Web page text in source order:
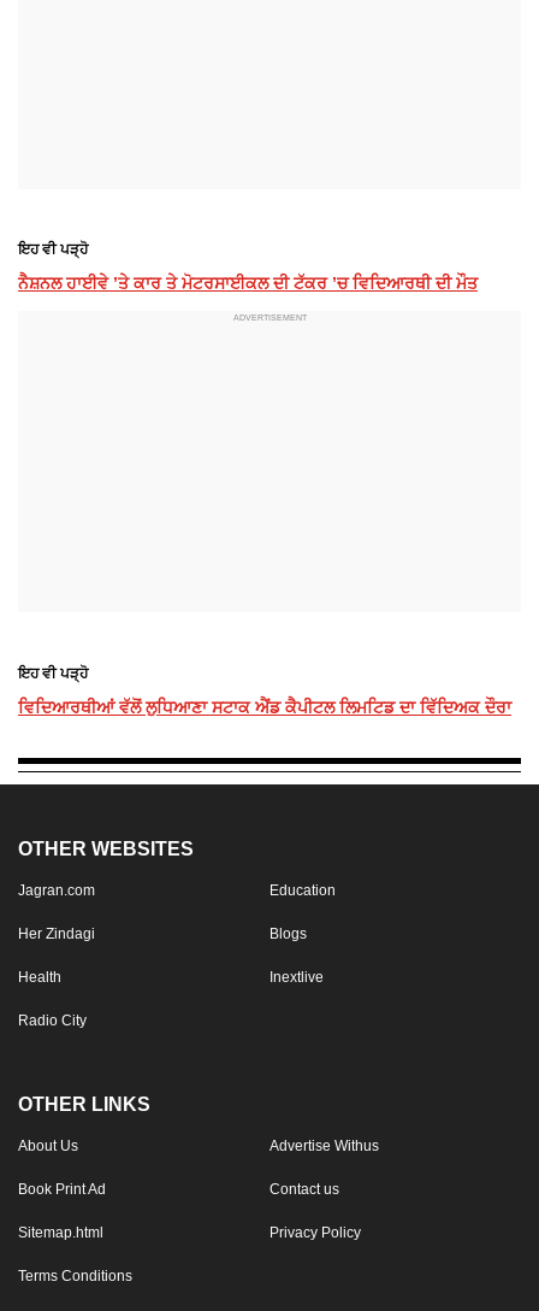
ਇਹ ਵੀ ਪੜ੍ਹੋ
ਨੈਸ਼ਨਲ ਹਾਈਵੇ ’ਤੇ ਕਾਰ ਤੇ ਮੋਟਰਸਾਈਕਲ ਦੀ ਟੱਕਰ ’ਚ ਵਿਦਿਆਰਥੀ ਦੀ ਮੌਤ
ਇਹ ਵੀ ਪੜ੍ਹੋ
ਵਿਦਿਆਰਥੀਆਂ ਵੱਲੋਂ ਲੁਧਿਆਣਾ ਸਟਾਕ ਐਂਡ ਕੈਪੀਟਲ ਲਿਮਟਿਡ ਦਾ ਵਿੱਦਿਅਕ ਦੌਰਾ
OTHER WEBSITES
Jagran.com Education
Her Zindagi Blogs
Health Inextlive
Radio City
OTHER LINKS
About Us Advertise Withus
Book Print Ad Contact us
Sitemap.html Privacy Policy
Terms Conditions